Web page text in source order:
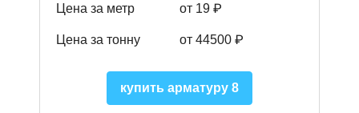
Цена за метр от 19 ₽
Цена за тонну от 44500 ₽
купить арматуру 8